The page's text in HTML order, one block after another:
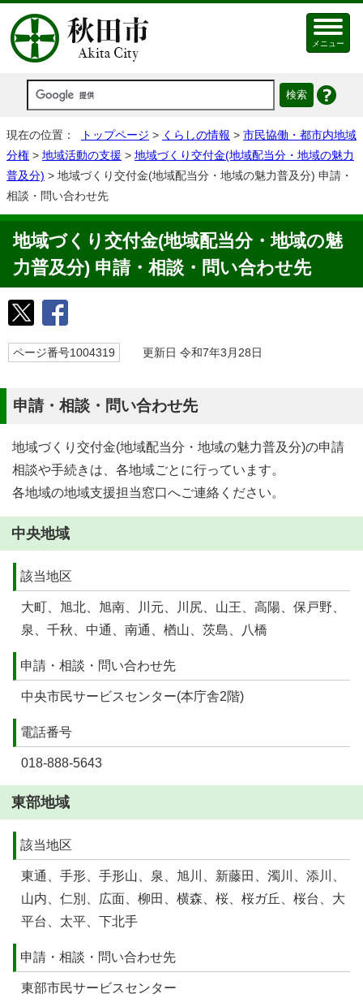
メニュー
現在の位置： トップページ > くらしの情報 > 市民協働・都市内地域
分権 > 地域活動の支援 > 地域づくり交付金(地域配当分・地域の魅力
普及分) > 地域づくり交付金(地域配当分・地域の魅力普及分) 申請・
相談・問い合わせ先
地域づくり交付金(地域配当分・地域の魅
力普及分) 申請・相談・問い合わせ先
ページ番号1004319 更新日 令和7年3月28日
申請・相談・問い合わせ先
地域づくり交付金(地域配当分・地域の魅力普及分)の申請
相談や手続きは、各地域ごとに行っています。
各地域の地域支援担当窓口へご連絡ください。
中央地域
該当地区
大町、旭北、旭南、川元、川尻、山王、高陽、保戸野、
泉、千秋、中通、南通、楢山、茨島、八橋
申請・相談・問い合わせ先
中央市民サービスセンター(本庁舎2階)
電話番号
018-888-5643
東部地域
該当地区
東通、手形、手形山、泉、旭川、新藤田、濁川、添川、
山内、仁別、広面、柳田、横森、桜、桜ガ丘、桜台、大
平台、太平、下北手
申請・相談・問い合わせ先
東部市民サービスセンター